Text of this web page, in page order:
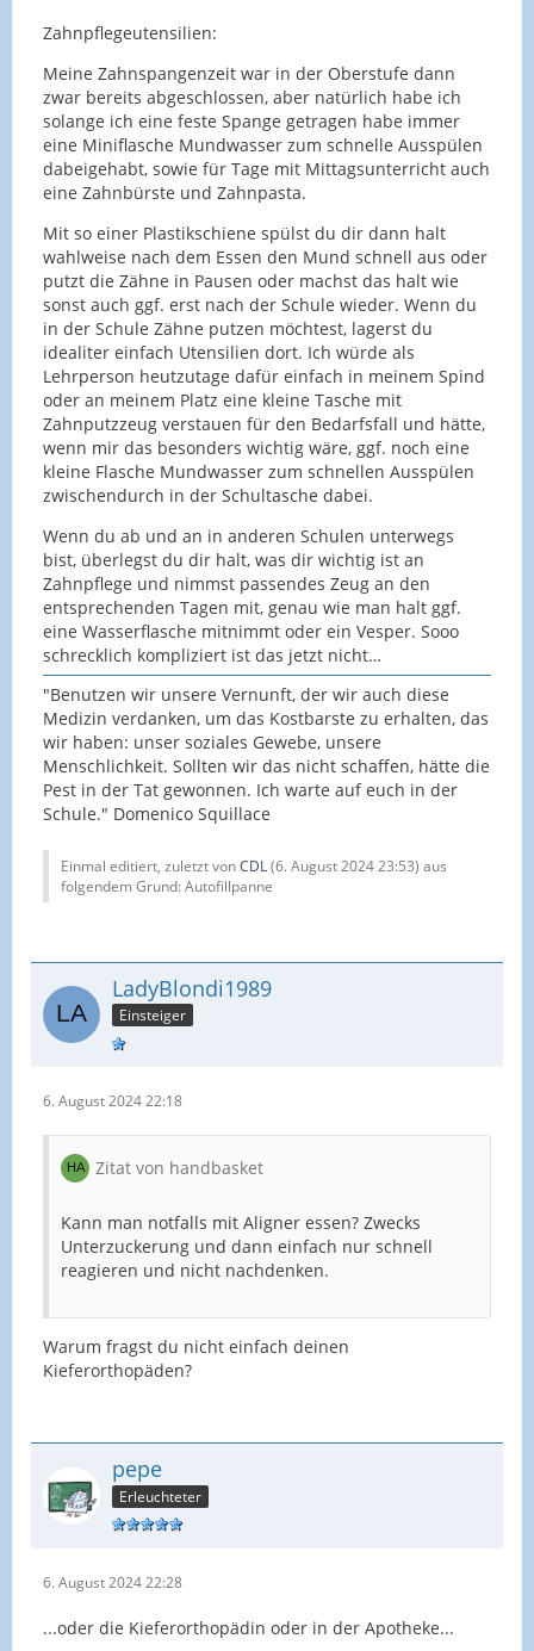
Zahnpflegeutensilien:
Meine Zahnspangenzeit war in der Oberstufe dann
zwar bereits abgeschlossen, aber natürlich habe ich
solange ich eine feste Spange getragen habe immer
eine Miniflasche Mundwasser zum schnelle Ausspülen
dabeigehabt, sowie für Tage mit Mittagsunterricht auch
eine Zahnbürste und Zahnpasta.
Mit so einer Plastikschiene spülst du dir dann halt
wahlweise nach dem Essen den Mund schnell aus oder
putzt die Zähne in Pausen oder machst das halt wie
sonst auch ggf. erst nach der Schule wieder. Wenn du
in der Schule Zähne putzen möchtest, lagerst du
idealiter einfach Utensilien dort. Ich würde als
Lehrperson heutzutage dafür einfach in meinem Spind
oder an meinem Platz eine kleine Tasche mit
Zahnputzzeug verstauen für den Bedarfsfall und hätte,
wenn mir das besonders wichtig wäre, ggf. noch eine
kleine Flasche Mundwasser zum schnellen Ausspülen
zwischendurch in der Schultasche dabei.
Wenn du ab und an in anderen Schulen unterwegs
bist, überlegst du dir halt, was dir wichtig ist an
Zahnpflege und nimmst passendes Zeug an den
entsprechenden Tagen mit, genau wie man halt ggf.
eine Wasserflasche mitnimmt oder ein Vesper. Sooo
schrecklich kompliziert ist das jetzt nicht…
"Benutzen wir unsere Vernunft, der wir auch diese
Medizin verdanken, um das Kostbarste zu erhalten, das
wir haben: unser soziales Gewebe, unsere
Menschlichkeit. Sollten wir das nicht schaffen, hätte die
Pest in der Tat gewonnen. Ich warte auf euch in der
Schule." Domenico Squillace
Einmal editiert, zuletzt vonCDL(6. August 2024 23:53) aus
folgendem Grund: Autofillpanne
LadyBlondi1989
Einsteiger
6. August 2024 22:18
Zitat von handbasket
Kann man notfalls mit Aligner essen? Zwecks
Unterzuckerung und dann einfach nur schnell
reagieren und nicht nachdenken.
Warum fragst du nicht einfach deinen
Kieferorthopäden?
pepe
Erleuchteter
6. August 2024 22:28
...oder die Kieferorthopädin oder in der Apotheke...